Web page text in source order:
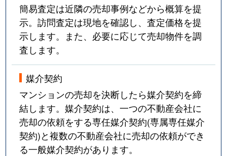
簡易査定は近隣の売却事例などから概算を提
示。訪問査定は現地を確認し、査定価格を提
示します。また、必要に応じて売却物件を調
査します。
媒介契約
マンションの売却を決断したら媒介契約を締
結します。媒介契約は、一つの不動産会社に
売却の依頼をする専任媒介契約(専属専任媒介
契約)と複数の不動産会社に売却の依頼ができ
る一般媒介契約があります。